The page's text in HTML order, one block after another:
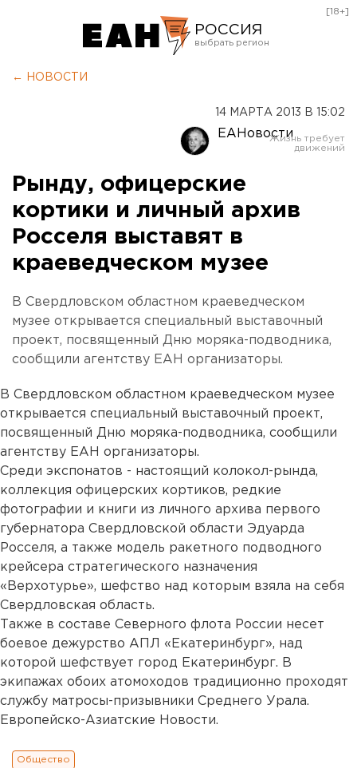
РОССИЯ
Оренбург
[18+]
← НОВОСТИ
14 МАРТА 2013 В 15:02
ЕАНовости
Рынду, офицерские
кортики и личный архив
Росселя выставят в
краеведческом музее
В Свердловском областном краеведческом
музее открывается специальный выставочный
проект, посвященный Дню моряка-подводника,
сообщили агентству ЕАН организаторы.
В Свердловском областном краеведческом музее
открывается специальный выставочный проект,
посвященный Дню моряка-подводника, сообщили
агентству ЕАН организаторы.
Среди экспонатов - настоящий колокол-рында,
коллекция офицерских кортиков, редкие
фотографии и книги из личного архива первого
губернатора Свердловской области Эдуарда
Росселя, а также модель ракетного подводного
крейсера стратегического назначения
«Верхотурье», шефство над которым взяла на себя
Свердловская область.
Также в составе Северного флота России несет
боевое дежурство АПЛ «Екатеринбург», над
которой шефствует город Екатеринбург. В
экипажах обоих атомоходов традиционно проходят
службу матросы-призывники Среднего Урала.
Европейско-Азиатские Новости.
Общество